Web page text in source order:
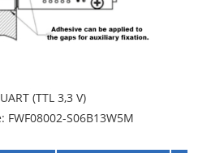
(TTL 3,3 V)
S06B13W5M